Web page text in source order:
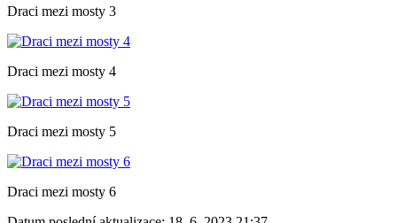
Draci mezi mosty 3
Draci mezi mosty 4
Draci mezi mosty 5
Draci mezi mosty 6